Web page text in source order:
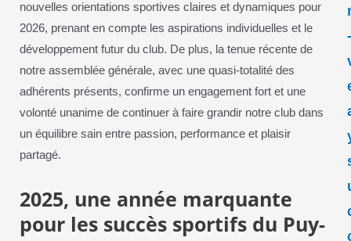
nouvelles orientations sportives claires et dynamiques pour
2026, prenant en compte les aspirations individuelles et le
développement futur du club. De plus, la tenue récente de
notre assemblée générale, avec une quasi-totalité des
adhérents présents, confirme un engagement fort et une
volonté unanime de continuer à faire grandir notre club dans
un équilibre sain entre passion, performance et plaisir
partagé.
2025, une année marquante
pour les succès sportifs du Puy-